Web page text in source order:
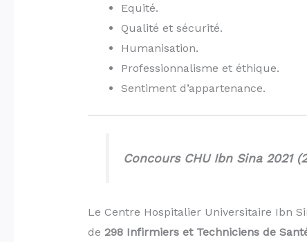
Equité.
Qualité et sécurité.
Humanisation.
Professionnalisme et éthique.
Sentiment d’appartenance.
Concours CHU Ibn Sina 2021
Le Centre Hospitalier Universitaire Ibn
de 298 Infirmiers et Techniciens de